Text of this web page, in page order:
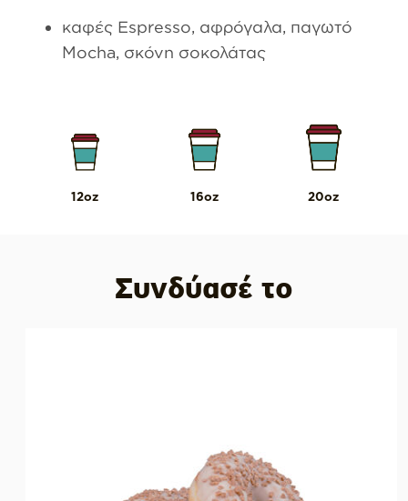
καφές Espresso, αφρόγαλα, παγωτό
Mocha, σκόνη σοκολάτας
12oz 16oz 20oz
Συνδύασέ το